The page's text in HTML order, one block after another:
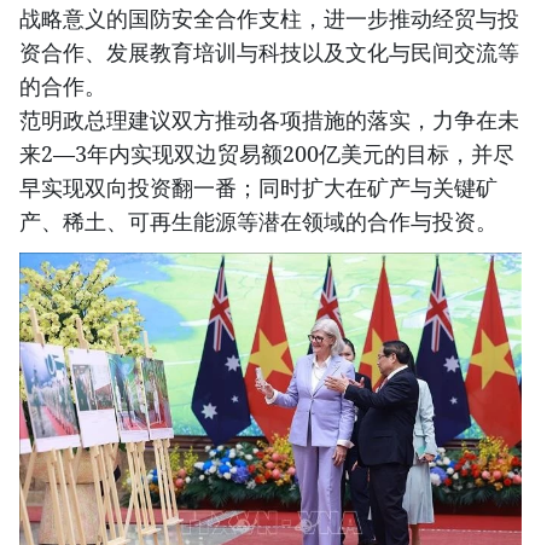
战略意义的国防安全合作支柱，进一步推动经贸与投
资合作、发展教育培训与科技以及文化与民间交流等
的合作。
范明政总理建议双方推动各项措施的落实，力争在未
来2—3年内实现双边贸易额200亿美元的目标，并尽
早实现双向投资翻一番；同时扩大在矿产与关键矿
产、稀土、可再生能源等潜在领域的合作与投资。